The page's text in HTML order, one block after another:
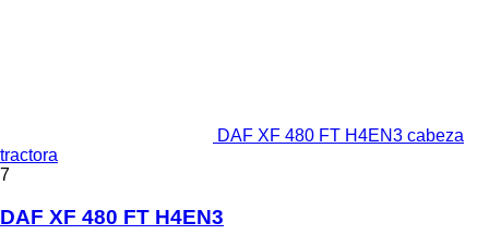
DAF XF 480 FT H4EN3 cabeza
tractora
7
DAF XF 480 FT H4EN3